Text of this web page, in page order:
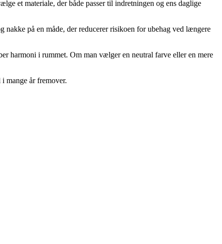
et materiale, der både passer til indretningen og ens daglige
på en måde, der reducerer risikoen for ubehag ved længere
harmoni i rummet. Om man vælger en neutral farve eller en mere
mange år fremover.